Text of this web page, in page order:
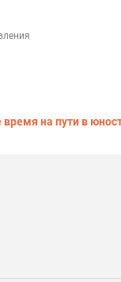
время на пути в